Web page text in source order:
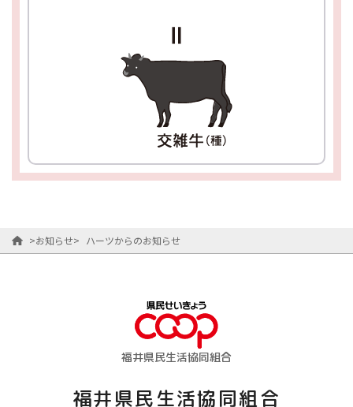
>お知らせ> ハーツからのお知らせ
福井県民生活協同組合
福井県民生活協同組合